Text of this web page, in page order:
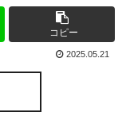
コピー
2025.05.21